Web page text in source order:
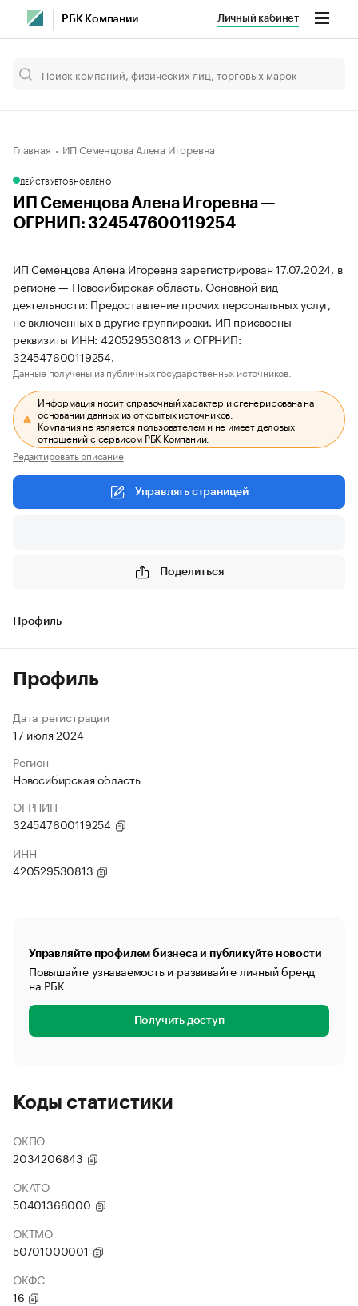
РБК Компании Личный кабинет
Главная ИП Семенцова Алена Игоревна
ДЕЙСТВУЕТОБНОВЛЕНО
ИП Семенцова Алена Игоревна —
ОГРНИП: 324547600119254
ИП Семенцова Алена Игоревна зарегистрирован 17.07.2024, в
регионе — Новосибирская область. Основной вид
деятельности: Предоставление прочих персональных услуг,
не включенных в другие группировки. ИП присвоены
реквизиты ИНН: 420529530813 и ОГРНИП:
324547600119254.
Данные получены из публичных государственных источников.
Информация носит справочный характер и сгенерирована на
основании данных из открытых источников.
Компания не является пользователем и не имеет деловых
отношений с сервисом РБК Компании.
Редактировать описание
Управлять страницей
Поделиться
Профиль
Профиль
Дата регистрации
17 июля 2024
Регион
Новосибирская область
ОГРНИП
324547600119254
ИНН
420529530813
Управляйте профилем бизнеса и публикуйте новости
Повышайте узнаваемость и развивайте личный бренд
на РБК
Получить доступ
Коды статистики
ОКПО
2034206843
ОКАТО
50401368000
ОКТМО
50701000001
ОКФС
16